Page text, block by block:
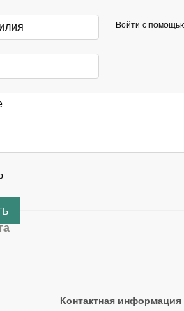
Войти с
Контактная информация